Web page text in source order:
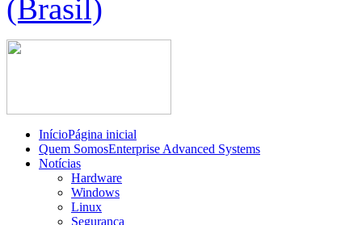
InícioPágina inicial
Quem SomosEnterprise Advanced Systems
Notícias
Hardware
Windows
Linux
Segurança